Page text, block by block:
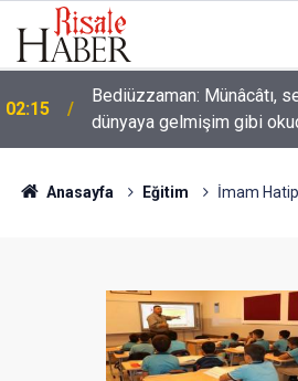
02:15
Bediüzzaman: Münâcâtı,
dünyaya gelmişim gibi
Anasayfa Eğitim İmam Hatip